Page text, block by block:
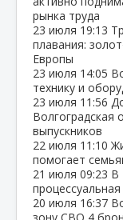
рынка труда
23 июля 19:13
плавания:
Европы
23 июля 14:05
технику и
23 июля 11:56
Волгоградская
выпускников
22 июля 11:10
помогает
21 июля 09:23 В
20 июля 16:37